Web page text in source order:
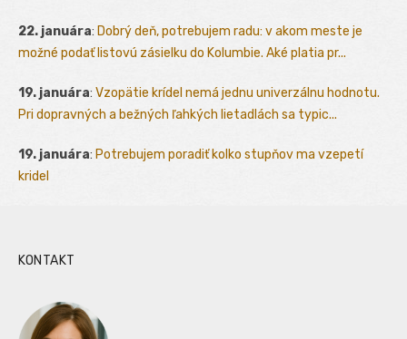
22. januára: Dobrý deň, potrebujem radu: v akom meste je
možné podať listovú zásielku do Kolumbie. Aké platia pr...
19. januára: Vzopätie krídel nemá jednu univerzálnu hodnotu.
Pri dopravných a bežných ľahkých lietadlách sa typic...
19. januára: Potrebujem poradiť kolko stupňov ma vzepetí
kridel
KONTAKT